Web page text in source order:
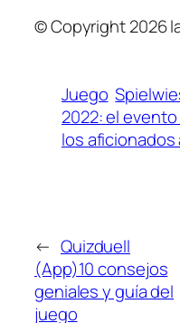
© Copyright 2026
Juego
2022: el
los aficionados
← Quizduell
(App)10 consejos
geniales y guía del
juego